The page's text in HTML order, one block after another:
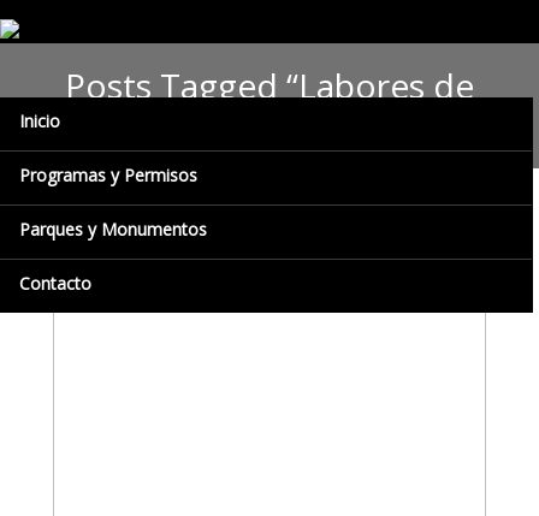
Inicio
Programas y Permisos
Parques y Monumentos
Contacto
Posts Tagged “Labores de